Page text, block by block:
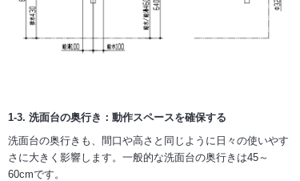
1-3. 洗面台の奥行き：動作スペースを確保する
洗面台の奥行きも、間口や高さと同じように日々の使いやす
さに大きく影響します。一般的な洗面台の奥行きは45～
60cmです。